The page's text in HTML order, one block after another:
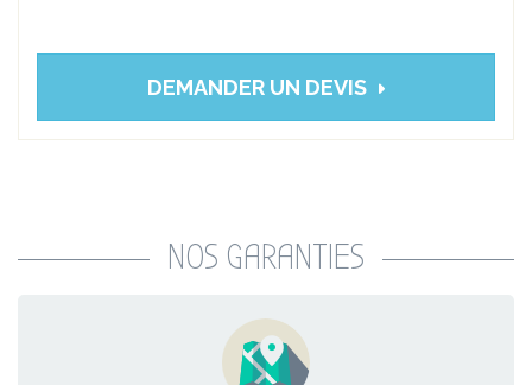
DEMANDER UN DEVIS
NOS GARANTIES